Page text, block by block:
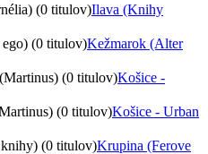
(0 titulov)Ilava (Knihy
(0 titulov)Kežmarok (Alter
(0 titulov)Košice -
(0 titulov)Košice - Urban
(0 titulov)Krupina (Ferove